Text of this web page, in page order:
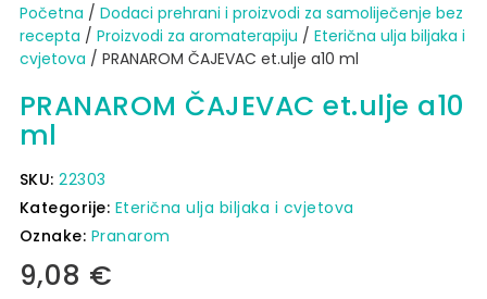
Početna / Dodaci prehrani i proizvodi za samoliječenje bez
recepta / Proizvodi za aromaterapiju / Eterična ulja biljaka i
cvjetova / PRANAROM ČAJEVAC et.ulje a10 ml
PRANAROM ČAJEVAC et.ulje a10
ml
SKU:22303
Kategorije: Eterična ulja biljaka i cvjetova
Oznake: Pranarom
9,08 €